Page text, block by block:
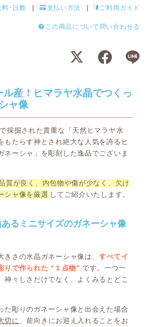
料･日数 支払い方法 ご利用ガイド
この商品について問い合わせる
ル産！ヒマラヤ水晶でつくっ
ャ像
採掘された貴重な「天然ヒマラヤ水
もたらす神とされ絶大な人気を誇るヒ
ネーシャ」を彫刻した逸品でございま
質が良く、内包物や傷が少なく、欠け
シャ像を厳選 してご紹介いたします。
るミニサイズのガネーシャ像
きさの水晶ガネーシャ像は、すべてイ
りで作られた “１点物” です。一つ一
神々しさだけでなく、よくみるとどこ
た彫りのガネーシャ像と出会えた場合
切に
、前向きにお迎え入れることをお